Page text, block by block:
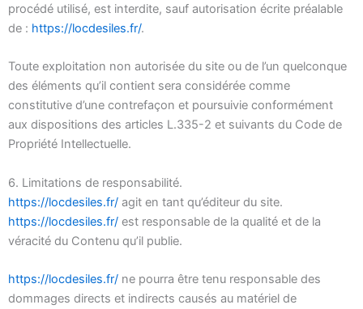
procédé utilisé, est interdite, sauf autorisation écrite préalable
de : https://locdesiles.fr/.
Toute exploitation non autorisée du site ou de l’un quelconque
des éléments qu’il contient sera considérée comme
constitutive d’une contrefaçon et poursuivie conformément
aux dispositions des articles L.335-2 et suivants du Code de
Propriété Intellectuelle.
6. Limitations de responsabilité.
https://locdesiles.fr/ agit en tant qu’éditeur du site.
https://locdesiles.fr/ est responsable de la qualité et de la
véracité du Contenu qu’il publie.
https://locdesiles.fr/ ne pourra être tenu responsable des
dommages directs et indirects causés au matériel de